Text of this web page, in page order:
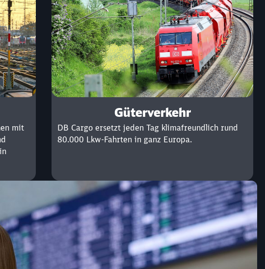
mit
Güterverkehr
DB Cargo ersetzt jeden Tag klimafreundlich rund
80.000 Lkw-Fahrten in ganz Europa.